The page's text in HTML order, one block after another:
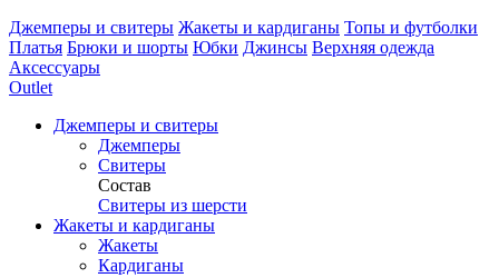
Джемперы и свитеры Жакеты и кардиганы Топы и футболки
Платья Брюки и шорты Юбки Джинсы Верхняя одежда
Аксессуары
Outlet
Джемперы и свитеры
Джемперы
Свитеры
Состав
Свитеры из шерсти
Жакеты и кардиганы
Жакеты
Кардиганы